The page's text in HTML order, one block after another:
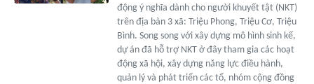
động ý nghĩa dành cho người khuyết tật (NKT)
trên địa bàn 3 xã: Triệu Phong, Triệu Cơ, Triệu
Bình. Song song với xây dựng mô hình sinh kế,
dự án đã hỗ trợ NKT ở đây tham gia các hoạt
động xã hội, xây dựng năng lực điều hành,
quản lý và phát triển các tổ, nhóm cộng đồng